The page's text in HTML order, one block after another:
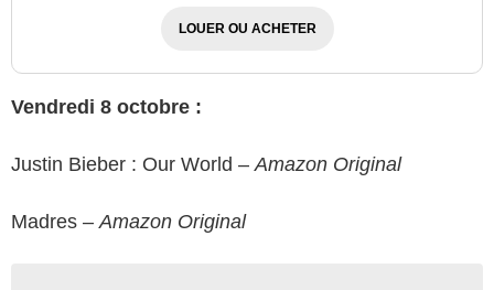
LOUER OU ACHETER
Vendredi 8 octobre :
Justin Bieber : Our World – Amazon Original
Madres – Amazon Original